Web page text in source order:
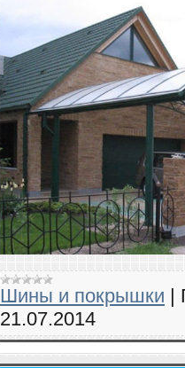
Шины и покрышки
21.07.2014